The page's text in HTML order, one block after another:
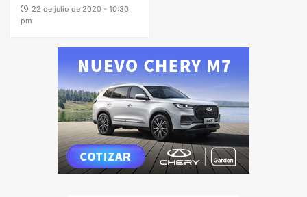
22 de julio de 2020 - 10:30
pm